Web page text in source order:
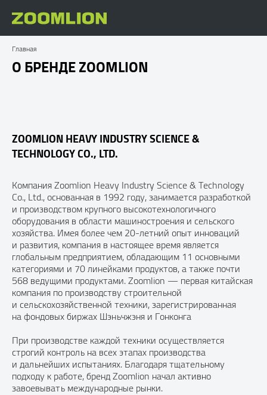
Главная
О БРЕНДЕ ZOOMLION
ZOOMLION HEAVY INDUSTRY SCIENCE &
TECHNOLOGY CO., LTD.
Компания Zoomlion Heavy Industry Science & Technology
Co., Ltd., основанная в 1992 году, занимается разработкой
и производством крупного высокотехнологичного
оборудования в области машиностроения и сельского
хозяйства. Имея более чем 20-летний опыт инноваций
и развития, компания в настоящее время является
глобальным предприятием, обладающим 11 основными
категориями и 70 линейками продуктов, а также почти
568 ведущими продуктами. Zoomlion — первая китайская
компания по производству строительной
и сельскохозяйственной техники, зарегистрированная
на фондовых биржах Шэньчжэня и Гонконга
При производстве каждой техники осуществляется
строгий контроль на всех этапах производства
и дальнейших испытаниях. Благодаря тщательному
подходу к работе, бренд Zoomlion начал активно
завоевывать международные рынки.